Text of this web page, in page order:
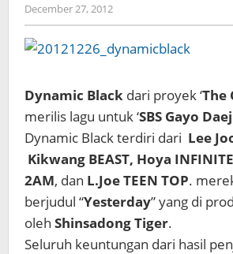
December 27, 2012by
Koreanindo
Dynamic Black dari proyek ‘The
merilis lagu untuk ‘SBS Gayo
Dynamic Black terdiri dari Lee
Kikwang BEAST, Hoya
2AM, dan L.JoeTEEN TOP.
berjudul “Yesterday” yang di
oleh Shinsadong Tiger.
Seluruh keuntungan dari hasil